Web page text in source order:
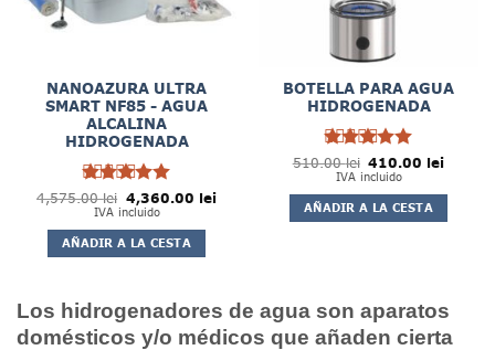
NANOAZURA ULTRA
SMART NF85 - AGUA
ALCALINA
HIDROGENADA
Rated5de
4,575.00lei El
precio
era:
4,575.00 lei.
4,360.00 leiEl
IVA incluido
AÑADIR A LA CESTA
BOTELLA PARA AGUA
HIDROGENADA
Rated5de
510.00lei El
precio
era:
510.00 lei.
410.00 leiEl
IVA incluido
AÑADIR A LA CESTA
Los hidrogenadores de agua son aparatos
domésticos y/o médicos que añaden cierta